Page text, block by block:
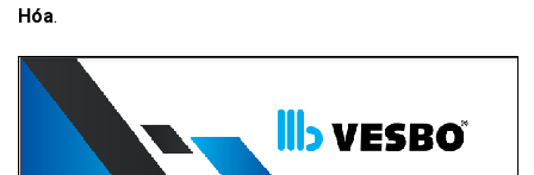
Hóa.